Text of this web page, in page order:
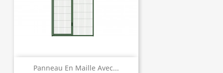
Panneau En Maille Avec...